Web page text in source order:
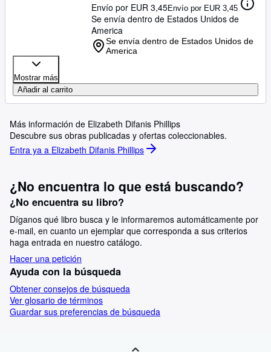
Envío por EUR 3,45Envío por EUR 3,45
Se envía dentro de Estados Unidos de
America
Se envía dentro de Estados Unidos de
America
Mostrar más
Añadir al carrito
Más información de Elizabeth Difanis Phillips
Descubre sus obras publicadas y ofertas coleccionables.
Entra ya a Elizabeth Difanis Phillips
¿No encuentra lo que está buscando?
¿No encuentra su libro?
Díganos qué libro busca y le informaremos automáticamente por
e-mail, en cuanto un ejemplar que corresponda a sus criterios
haga entrada en nuestro catálogo.
Hacer una petición
Ayuda con la búsqueda
Obtener consejos de búsqueda
Ver glosario de términos
Guardar sus preferencias de búsqueda